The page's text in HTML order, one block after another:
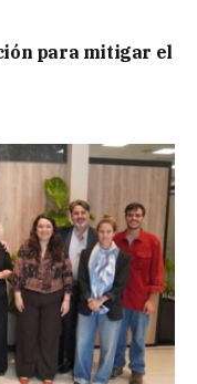
para mitigar el